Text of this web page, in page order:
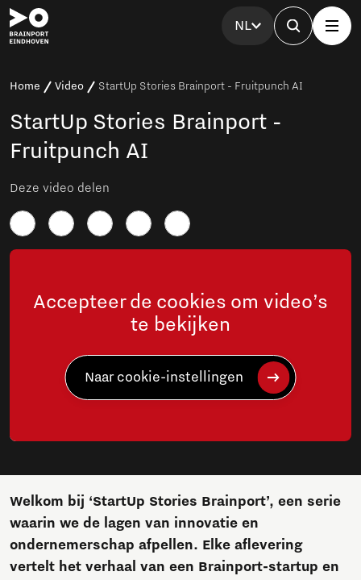
NL
Home Video StartUp Stories Brainport - Fruitpunch AI
StartUp Stories Brainport -
Fruitpunch AI
Deze video delen
Accepteer de cookies om video’s
te bekijken
Naar cookie-instellingen
Welkom bij ‘StartUp Stories Brainport’, een serie
waarin we de lagen van innovatie en
ondernemerschap afpellen. Elke aflevering
vertelt het verhaal van een Brainport-startup en